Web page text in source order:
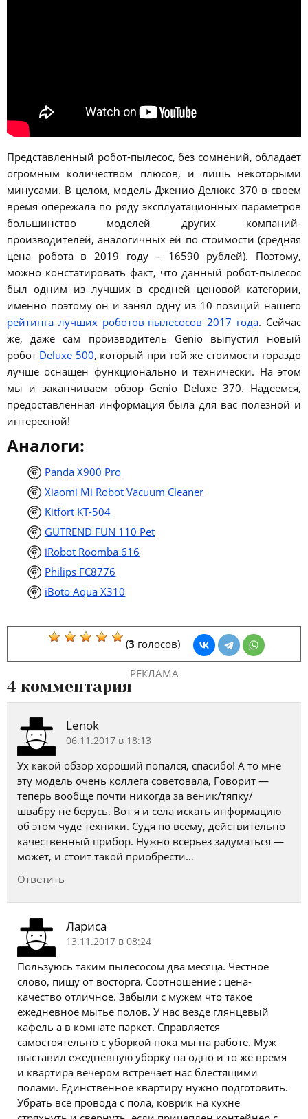
Представленный робот-пылесос, без сомнений, обладает
огромным количеством плюсов, и лишь некоторыми
минусами. В целом, модель Дженио Делюкс 370 в своем
время опережала по ряду эксплуатационных параметров
большинство моделей других компаний-
производителей, аналогичных ей по стоимости (средняя
цена робота в 2019 году – 16590 рублей). Поэтому,
можно констатировать факт, что данный робот-пылесос
был одним из лучших в средней ценовой категории,
именно поэтому он и занял одну из 10 позиций нашего
рейтинга лучших роботов-пылесосов 2017 года. Сейчас
же, даже сам производитель Genio выпустил новый
робот Deluxe 500, который при той же стоимости гораздо
лучше оснащен функционально и технически. На этом
мы и заканчиваем обзор Genio Deluxe 370. Надеемся,
предоставленная информация была для вас полезной и
интересной!
Аналоги:
Panda X900 Pro
Xiaomi Mi Robot Vacuum Cleaner
Kitfort KT-504
GUTREND FUN 110 Pet
iRobot Roomba 616
Philips FC8776
iBoto Aqua X310
(3 голосов)
РЕКЛАМА
4 комментария
Lenok
06.11.2017 в 18:13
Ух какой обзор хороший попался, спасибо! А то мне
эту модель очень коллега советовала, Говорит —
теперь вообще почти никогда за веник/тяпку/
швабру не берусь. Вот я и села искать информацию
об этом чуде техники. Судя по всему, действительно
качественный прибор. Нужно всерьез задуматься —
может, и стоит такой приобрести…
Ответить
Лариса
13.11.2017 в 08:24
Пользуюсь таким пылесосом два месяца. Честное
слово, пищу от восторга. Соотношение : цена-
качество отличное. Забыли с мужем что такое
ежедневное мытье полов. У нас везде глянцевый
кафель а в комнате паркет. Справляется
самостоятельно с уборкой пока мы на работе. Муж
выставил ежедневную уборку на одно и то же время
и квартира вечером встречает нас блестящими
полами. Единственное квартиру нужно подготовить.
Убрать все провода с пола, коврик на кухне